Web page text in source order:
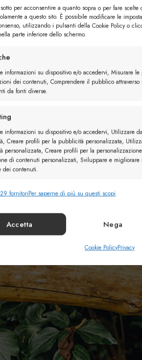
per acconsentire a quanto sopra o per fare scelte
a questo sito. È possibile modificare le
utilizzando i pulsanti della Cookie Policy o
parte inferiore dello schermo.
informazioni su dispositivo e/o accedervi, Misurare
dei contenuti, Comprendere il pubblico
da fonti diverse.
informazioni su dispositivo e/o accedervi, Utilizzare
Creare profili per la pubblicità personalizzata,
personalizzata, Creare profili per la
di contenuti personalizzati, Sviluppare e
dei contenuti.
Identificare i dispositivi in base alle informazioni
la sicurezza, prevenire e rilevare
fornitoriPer saperne di più su questi scopi
Accetta Nega
Cookie PolicyPrivacy